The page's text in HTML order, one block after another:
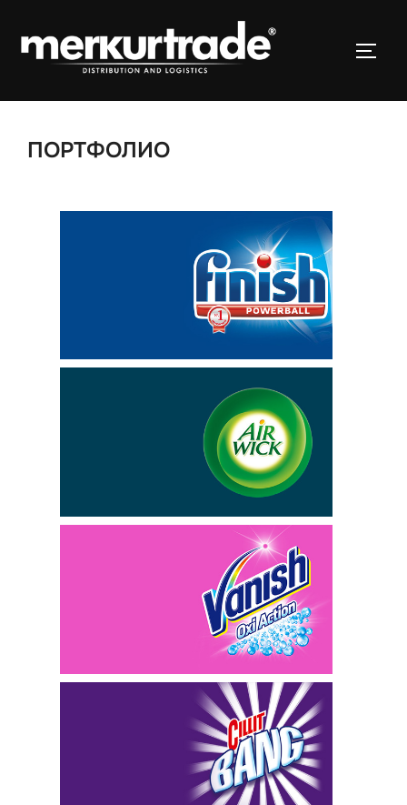
ПОРТФОЛИО